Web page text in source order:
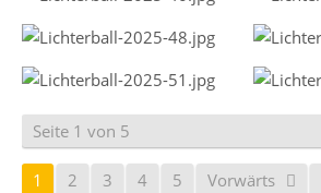
Seite 1 von 5
1 2 3 4 5 Vorwärts